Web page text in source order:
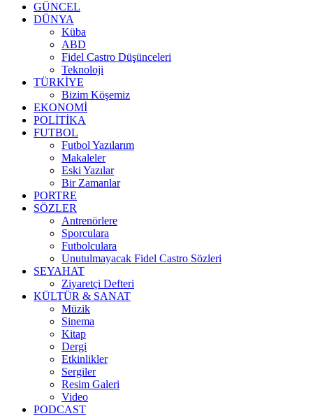
GÜNCEL
DÜNYA
Küba
ABD
Fidel Castro Düşünceleri
Teknoloji
TÜRKİYE
Bizim Köşemiz
EKONOMİ
POLİTİKA
FUTBOL
Futbol Yazılarım
Makaleler
Eski Yazılar
Bir Zamanlar
PORTRE
SÖZLER
Antrenörlere
Sporculara
Futbolculara
Unutulmayacak Fidel Castro Sözleri
SEYAHAT
Ziyaretçi Defteri
KÜLTÜR & SANAT
Müzik
Sinema
Kitap
Dergi
Etkinlikler
Sergiler
Resim Galeri
Video
PODCAST